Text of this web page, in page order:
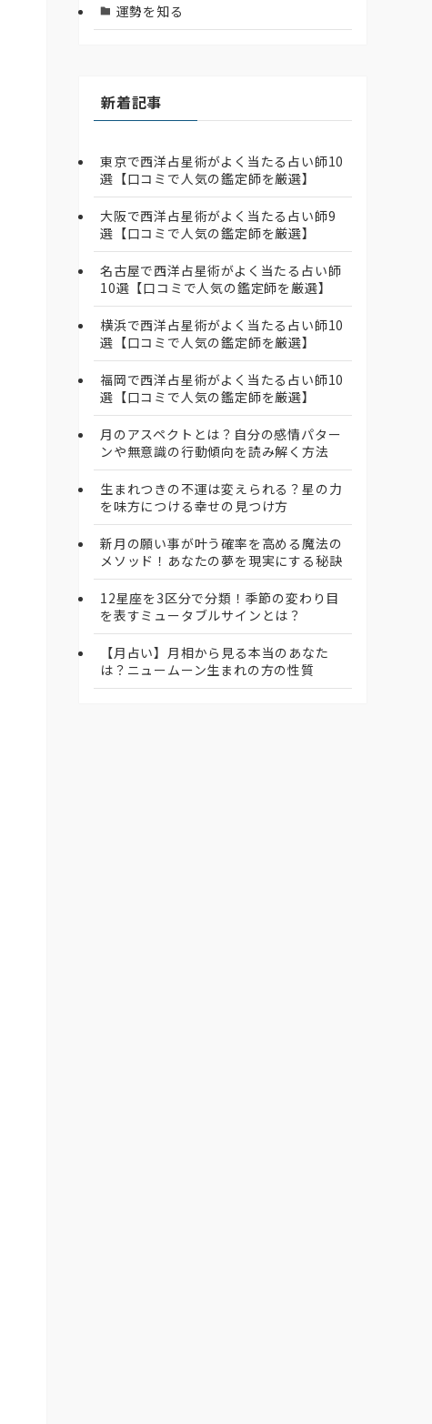
運勢を知る
新着記事
東京で西洋占星術がよく当たる占い師10
選【口コミで人気の鑑定師を厳選】
大阪で西洋占星術がよく当たる占い師9
選【口コミで人気の鑑定師を厳選】
名古屋で西洋占星術がよく当たる占い師
10選【口コミで人気の鑑定師を厳選】
横浜で西洋占星術がよく当たる占い師10
選【口コミで人気の鑑定師を厳選】
福岡で西洋占星術がよく当たる占い師10
選【口コミで人気の鑑定師を厳選】
月のアスペクトとは？自分の感情パター
ンや無意識の行動傾向を読み解く方法
生まれつきの不運は変えられる？星の力
を味方につける幸せの見つけ方
新月の願い事が叶う確率を高める魔法の
メソッド！あなたの夢を現実にする秘訣
12星座を3区分で分類！季節の変わり目
を表すミュータブルサインとは？
【月占い】月相から見る本当のあなた
は？ニュームーン生まれの方の性質